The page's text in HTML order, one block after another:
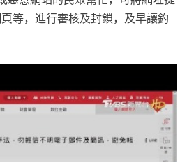
等，進行審核及封鎖，及早讓釣